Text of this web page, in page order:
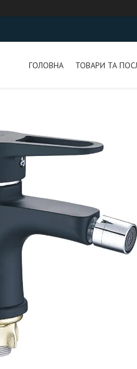
ГОЛОВНА ТОВАРИ ТА